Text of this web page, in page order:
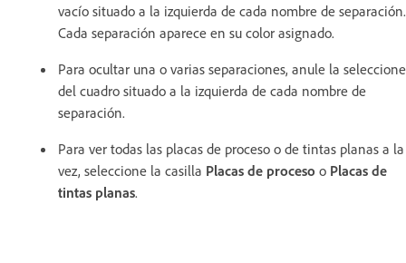
vacío situado a la izquierda de cada nombre de separación.
Cada separación aparece en su color asignado.
Para ocultar una o varias separaciones, anule la seleccione
del cuadro situado a la izquierda de cada nombre de
separación.
Para ver todas las placas de proceso o de tintas planas a la
vez, seleccione la casilla Placas de proceso o Placas de
tintas planas.